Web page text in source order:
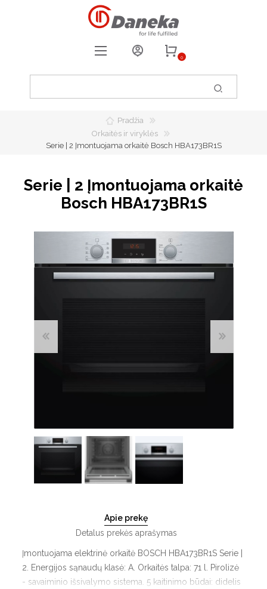
0
0
Pradžia
Orkaitės ir viryklės
Serie | 2 Įmontuojama orkaitė Bosch HBA173BR1S
Serie | 2 Įmontuojama orkaitė
Bosch HBA173BR1S
Apie prekę
Detalus prekės aprašymas
Įmontuojama elektrinė orkaitė BOSCH HBA173BR1S Serie |
2. Energijos sąnaudų klasė: A. Orkaitės talpa: 71 l. Pirolizė
- savaiminio išsivalymo sistema. 5 kaitinimo būdai: didelis